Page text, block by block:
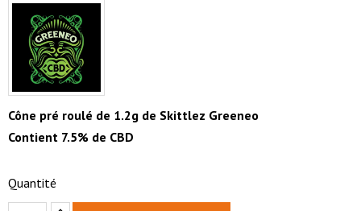
Cône pré roulé de 1.2g de Skittlez Greeneo
Contient 7.5% de CBD
Quantité